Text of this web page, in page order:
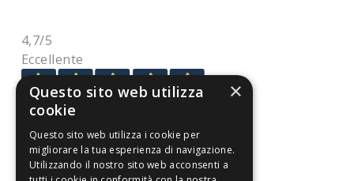
4,7/5
Eccellente
3.818
Recensioni
×
Questo sito web utilizza
cookie
Questo sito web utilizza i cookie per
migliorare la tua esperienza di navigazione.
Utilizzando il nostro sito web acconsenti a